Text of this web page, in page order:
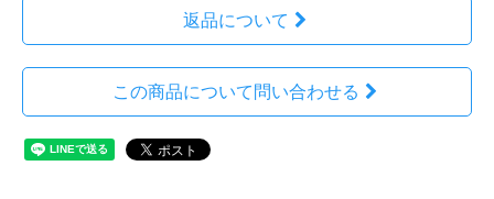
返品について
この商品について問い合わせる